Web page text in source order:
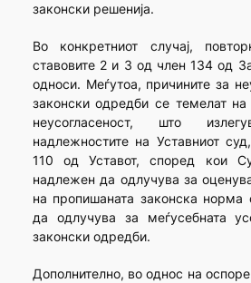
законски решенија.
Во конкретниот случај,
ставовите 2 и 3 од член 134 од
односи. Меѓутоа, причините за
законски одредби се темелат на
неусогласеност, што
надлежностите на Уставниот
110 од Уставот, според кои
надлежен да одлучува за
на пропишаната законска норма
да одлучува за меѓусебната
законски одредби.
Дополнително, во однос на